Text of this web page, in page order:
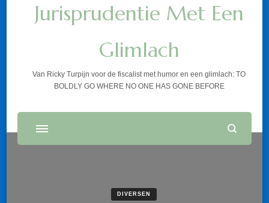
Jurisprudentie Met Een
Glimlach
Van Ricky Turpijn voor de fiscalist met humor en een glimlach: TO
BOLDLY GO WHERE NO ONE HAS GONE BEFORE
DIVERSEN